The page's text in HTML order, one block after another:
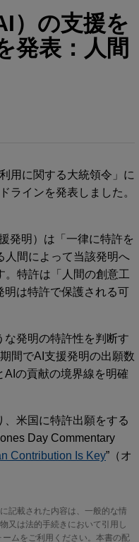
）の支援を
発表：人間
用に関する大統領令」に
ラインを発表しました。
発明）は「一律に特許を
人間によって当該発明へ
特許は「人間の創意工
明は特許で保護される可
発明の特許性を判断す
間でAI支援発明の出願数
の貢献の境界線を明確
米国に特許出願をする
Day Commentary
Contribution Is Key”（オ
記載された内容は、一般的な情
又は法的手続きにおいて引用し
ムをご利用ください。本書の配